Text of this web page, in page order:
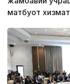
матбуот